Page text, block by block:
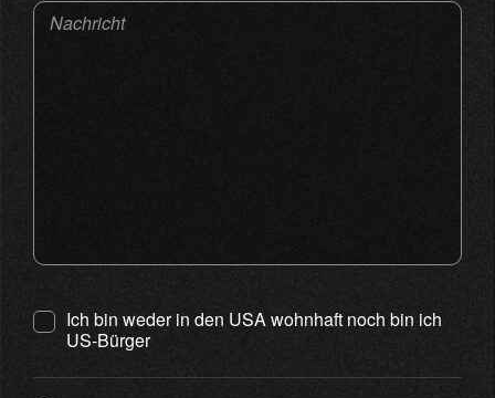
Nachricht
Ich bin weder in den USA wohnhaft noch bin ich
US-Bürger